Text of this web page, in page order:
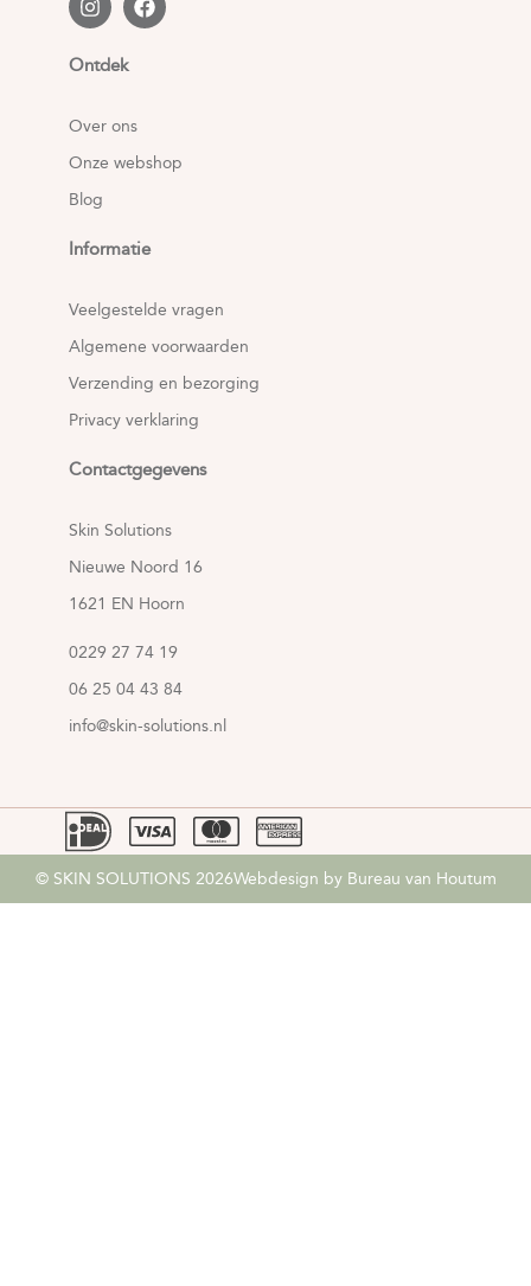
Ontdek
Over ons
Onze webshop
Blog
Informatie
Veelgestelde vragen
Algemene voorwaarden
Verzending en bezorging
Privacy verklaring
Contactgegevens
Skin Solutions
Nieuwe Noord 16
1621 EN Hoorn
0229 27 74 19
06 25 04 43 84
info@skin-solutions.nl
© SKIN SOLUTIONS 2026Webdesign by Bureau van Houtum